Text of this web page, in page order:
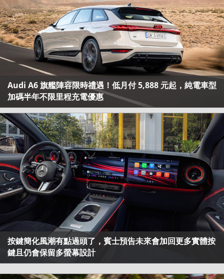
Audi A6 旗艦陣容限時禮遇！低月付 5,888 元起，純電車型
加碼半年不限里程充電優惠
按鍵簡化風潮有點過頭了，賓士預告未來會加回更多實體按
鍵且仍會保留多螢幕設計